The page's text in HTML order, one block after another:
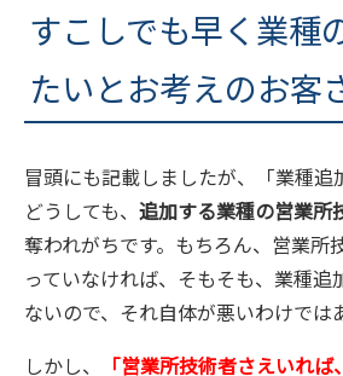
すこしでも早く業種
たいとお考えのお客
冒頭にも記載しましたが、「業種追
どうしても、 追加する業種の営業所
奪われがちです。もちろん、営業所
っていなければ、そもそも、業種追
ないので、それ自体が悪いわけでは
しかし、
「営業所技術者さえいれ